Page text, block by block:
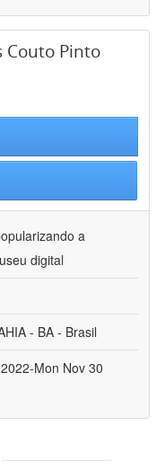
Couto Pinto
a
digital
- BA - Brasil
Mon Nov 30